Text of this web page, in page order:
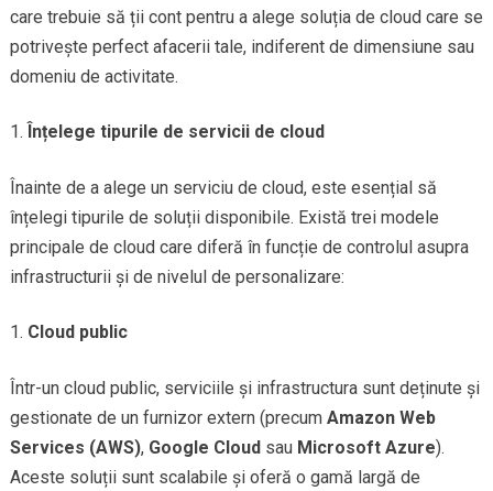
care trebuie să ții cont pentru a alege soluția de cloud care se
potrivește perfect afacerii tale, indiferent de dimensiune sau
domeniu de activitate.
Înțelege tipurile de servicii de cloud
Înainte de a alege un serviciu de cloud, este esențial să
înțelegi tipurile de soluții disponibile. Există trei modele
principale de cloud care diferă în funcție de controlul asupra
infrastructurii și de nivelul de personalizare:
Cloud public
Într-un cloud public, serviciile și infrastructura sunt deținute și
gestionate de un furnizor extern (precum Amazon Web
Services (AWS), Google Cloudsau Microsoft Azure).
Aceste soluții sunt scalabile și oferă o gamă largă de